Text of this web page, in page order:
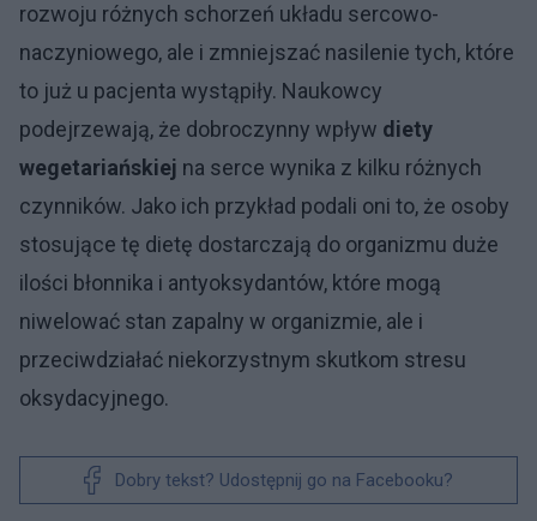
rozwoju różnych schorzeń układu sercowo-
naczyniowego, ale i zmniejszać nasilenie tych, które
to już u pacjenta wystąpiły. Naukowcy
podejrzewają, że dobroczynny wpływ diety
wegetariańskiej na serce wynika z kilku różnych
czynników. Jako ich przykład podali oni to, że osoby
stosujące tę dietę dostarczają do organizmu duże
ilości błonnika i antyoksydantów, które mogą
niwelować stan zapalny w organizmie, ale i
przeciwdziałać niekorzystnym skutkom stresu
oksydacyjnego.
Dobry tekst? Udostępnij go na Facebooku?